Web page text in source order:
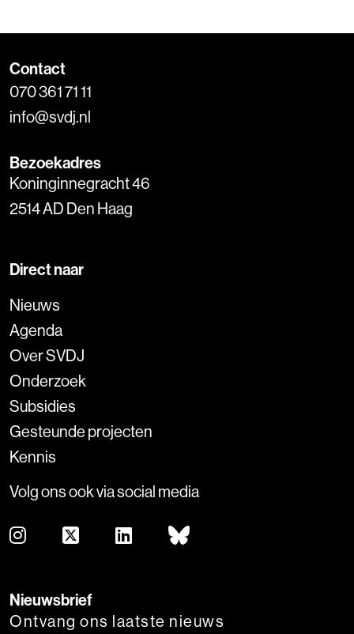
Contact
070 361 71 11
info@svdj.nl
Bezoekadres
Koninginnegracht 46
2514 AD Den Haag
Direct naar
Nieuws
Agenda
Over SVDJ
Onderzoek
Subsidies
Gesteunde projecten
Kennis
Volg ons ook via social media
Nieuwsbrief
Ontvang ons laatste nieuws